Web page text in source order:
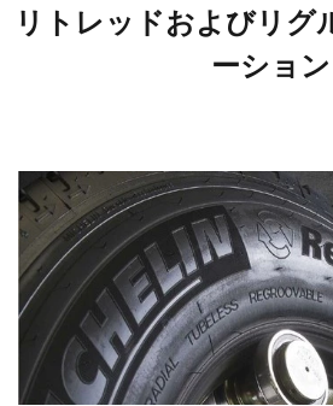
リトレッドおよびリグ
ーション